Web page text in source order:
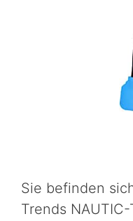
Sie befinden
Trends